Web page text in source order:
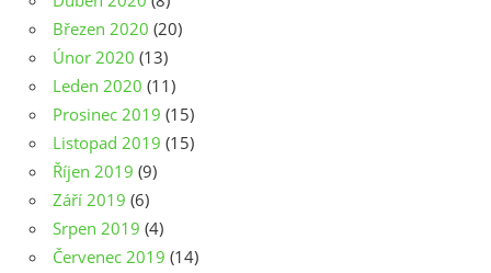
Březen 2020 (20)
Únor 2020 (13)
Leden 2020 (11)
Prosinec 2019 (15)
Listopad 2019 (15)
Říjen 2019 (9)
Září 2019 (6)
Srpen 2019 (4)
Červenec 2019 (14)